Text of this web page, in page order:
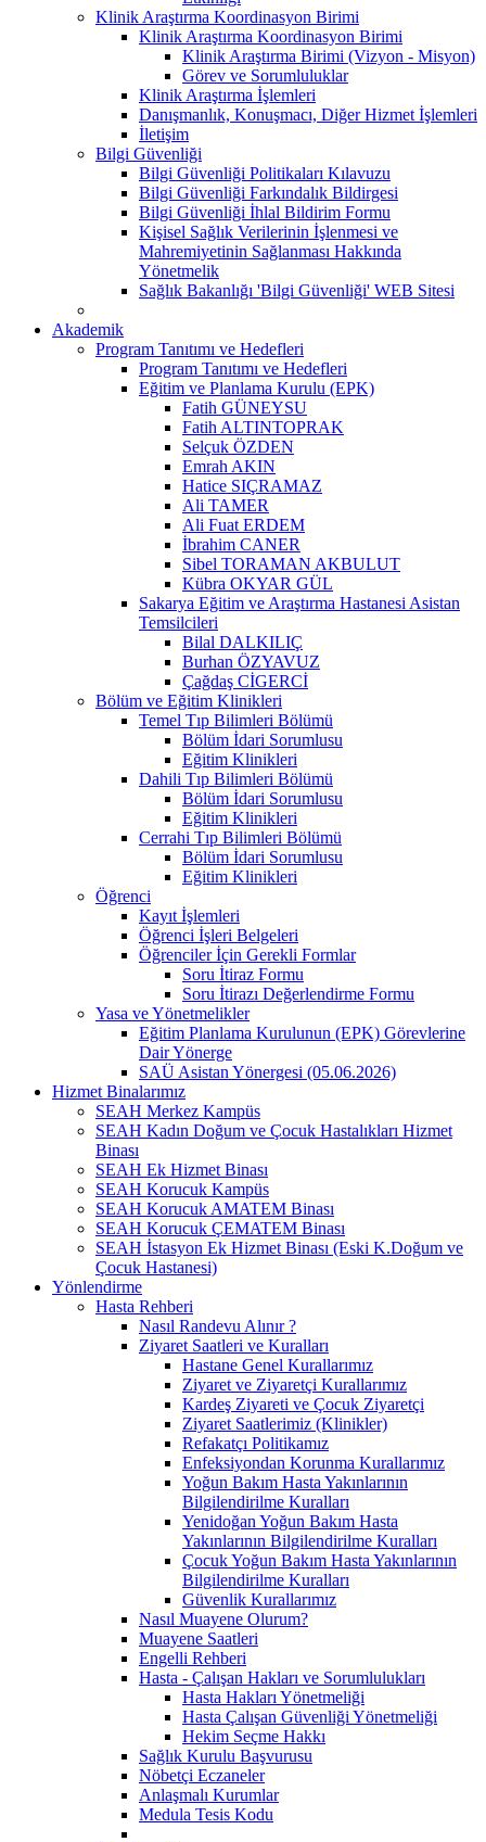
Klinik Araştırma Koordinasyon Birimi
Klinik Araştırma Koordinasyon Birimi
Klinik Araştırma Birimi (Vizyon - Misyon)
Görev ve Sorumluluklar
Klinik Araştırma İşlemleri
Danışmanlık, Konuşmacı, Diğer Hizmet İşlemleri
İletişim
Bilgi Güvenliği
Bilgi Güvenliği Politikaları Kılavuzu
Bilgi Güvenliği Farkındalık Bildirgesi
Bilgi Güvenliği İhlal Bildirim Formu
Kişisel Sağlık Verilerinin İşlenmesi ve
Mahremiyetinin Sağlanması Hakkında
Yönetmelik
Sağlık Bakanlığı 'Bilgi Güvenliği' WEB Sitesi
Akademik
Program Tanıtımı ve Hedefleri
Program Tanıtımı ve Hedefleri
Eğitim ve Planlama Kurulu (EPK)
Fatih GÜNEYSU
Fatih ALTINTOPRAK
Selçuk ÖZDEN
Emrah AKIN
Hatice SIÇRAMAZ
Ali TAMER
Ali Fuat ERDEM
İbrahim CANER
Sibel TORAMAN AKBULUT
Kübra OKYAR GÜL
Sakarya Eğitim ve Araştırma Hastanesi Asistan
Temsilcileri
Bilal DALKILIÇ
Burhan ÖZYAVUZ
Çağdaş CİGERCİ
Bölüm ve Eğitim Klinikleri
Temel Tıp Bilimleri Bölümü
Bölüm İdari Sorumlusu
Eğitim Klinikleri
Dahili Tıp Bilimleri Bölümü
Bölüm İdari Sorumlusu
Eğitim Klinikleri
Cerrahi Tıp Bilimleri Bölümü
Bölüm İdari Sorumlusu
Eğitim Klinikleri
Öğrenci
Kayıt İşlemleri
Öğrenci İşleri Belgeleri
Öğrenciler İçin Gerekli Formlar
Soru İtiraz Formu
Soru İtirazı Değerlendirme Formu
Yasa ve Yönetmelikler
Eğitim Planlama Kurulunun (EPK) Görevlerine
Dair Yönerge
SAÜ Asistan Yönergesi (05.06.2026)
Hizmet Binalarımız
SEAH Merkez Kampüs
SEAH Kadın Doğum ve Çocuk Hastalıkları Hizmet
Binası
SEAH Ek Hizmet Binası
SEAH Korucuk Kampüs
SEAH Korucuk AMATEM Binası
SEAH Korucuk ÇEMATEM Binası
SEAH İstasyon Ek Hizmet Binası (Eski K.Doğum ve
Çocuk Hastanesi)
Yönlendirme
Hasta Rehberi
Nasıl Randevu Alınır ?
Ziyaret Saatleri ve Kuralları
Hastane Genel Kurallarımız
Ziyaret ve Ziyaretçi Kurallarımız
Kardeş Ziyareti ve Çocuk Ziyaretçi
Ziyaret Saatlerimiz (Klinikler)
Refakatçı Politikamız
Enfeksiyondan Korunma Kurallarımız
Yoğun Bakım Hasta Yakınlarının
Bilgilendirilme Kuralları
Yenidoğan Yoğun Bakım Hasta
Yakınlarının Bilgilendirilme Kuralları
Çocuk Yoğun Bakım Hasta Yakınlarının
Bilgilendirilme Kuralları
Güvenlik Kurallarımız
Nasıl Muayene Olurum?
Muayene Saatleri
Engelli Rehberi
Hasta - Çalışan Hakları ve Sorumlulukları
Hasta Hakları Yönetmeliği
Hasta Çalışan Güvenliği Yönetmeliği
Hekim Seçme Hakkı
Sağlık Kurulu Başvurusu
Nöbetçi Eczaneler
Anlaşmalı Kurumlar
Medula Tesis Kodu